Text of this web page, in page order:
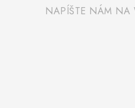
NAPÍŠTE NÁM NA